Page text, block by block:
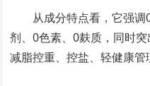
从成分特点看，它强
剂、0色素、0麸质，同时
减脂控重、控盐、轻健康管